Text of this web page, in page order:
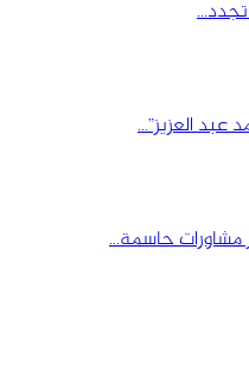
تجدد…
عبد العزيز”…
مشاورات حاسمة…